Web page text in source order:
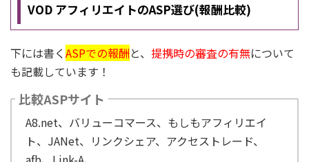
VOD アフィリエイトのASP選び(報酬比較)
下には書くASPでの報酬と、 提携時の審査の有無について
も記載しています！
比較ASPサイト
A8.net、バリューコマース、もしもアフィリエイ
ト、JANet、リンクシェア、アクセストレード、